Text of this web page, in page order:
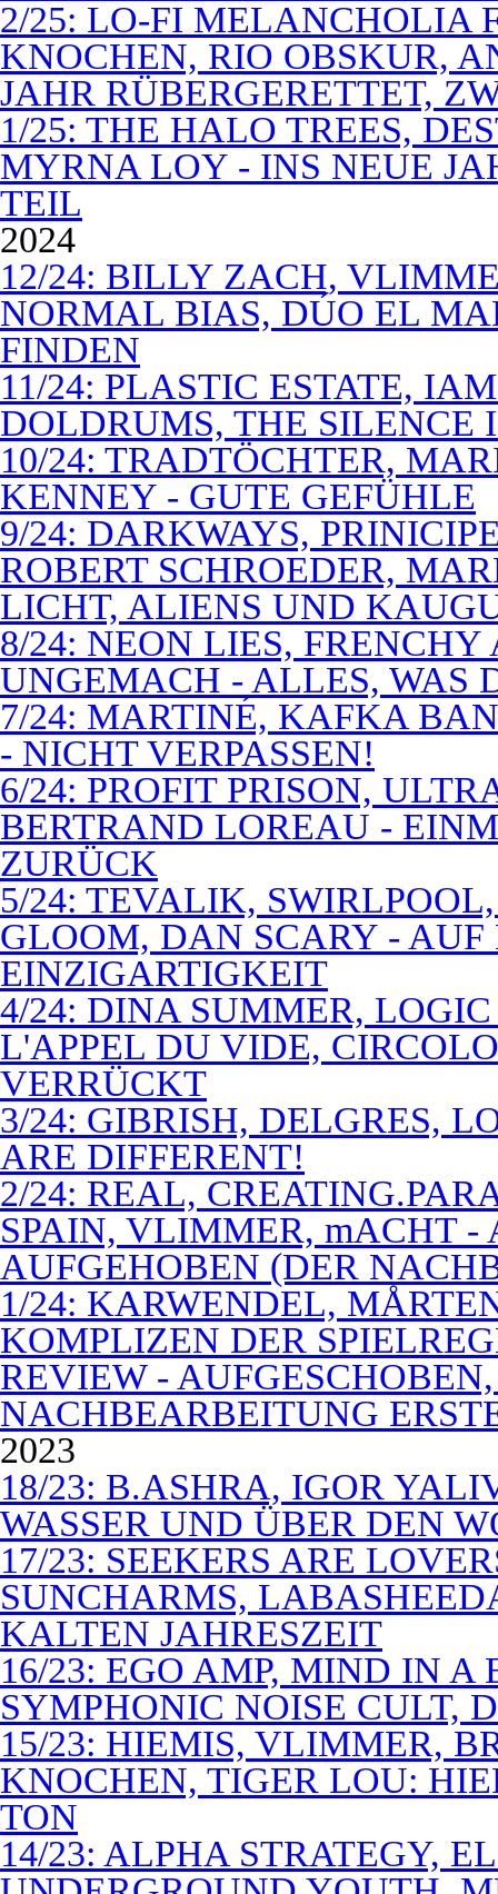
2/25: LO-FI MELANCHOLIA
KNOCHEN, RIO OBSKUR,
JAHR RÜBERGERETTET,
1/25: THE HALO TREES,
MYRNA LOY - INS NEUE
TEIL
2024
12/24: BILLY ZACH,
NORMAL BIAS, DÚO EL
FINDEN
11/24: PLASTIC ESTATE,
DOLDRUMS, THE SILENCE
10/24: TRADTÖCHTER,
KENNEY - GUTE GEFÜHLE
9/24: DARKWAYS,
ROBERT SCHROEDER,
LICHT, ALIENS UND
8/24: NEON LIES,
UNGEMACH - ALLES, WAS
7/24: MARTINÉ, KAFKA
- NICHT VERPASSEN!
6/24: PROFIT PRISON,
BERTRAND LOREAU -
ZURÜCK
5/24: TEVALIK,
GLOOM, DAN SCARY -
EINZIGARTIGKEIT
4/24: DINA SUMMER,
L'APPEL DU VIDE,
VERRÜCKT
3/24: GIBRISH, DELGRES,
ARE DIFFERENT!
2/24: REAL,
SPAIN, VLIMMER, mACHT -
AUFGEHOBEN (DER
1/24: KARWENDEL,
KOMPLIZEN DER
REVIEW -
NACHBEARBEITUNG
2023
18/23: B.ASHRA, IGOR
WASSER UND ÜBER DEN
17/23: SEEKERS ARE
SUNCHARMS,
KALTEN JAHRESZEIT
16/23: EGO AMP, MIND IN
SYMPHONIC NOISE CULT,
15/23: HIEMIS, VLIMMER,
KNOCHEN, TIGER LOU:
TON
14/23: ALPHA STRATEGY,